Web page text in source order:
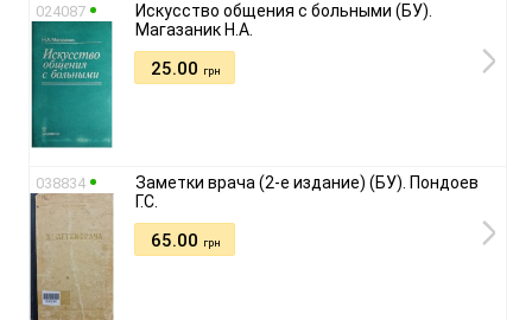
024087
Искусство общения с больными (БУ).
Магазаник Н.А.
25.00 грн
038834
Заметки врача (2-е издание) (БУ). Пондоев
Г.С.
65.00 грн